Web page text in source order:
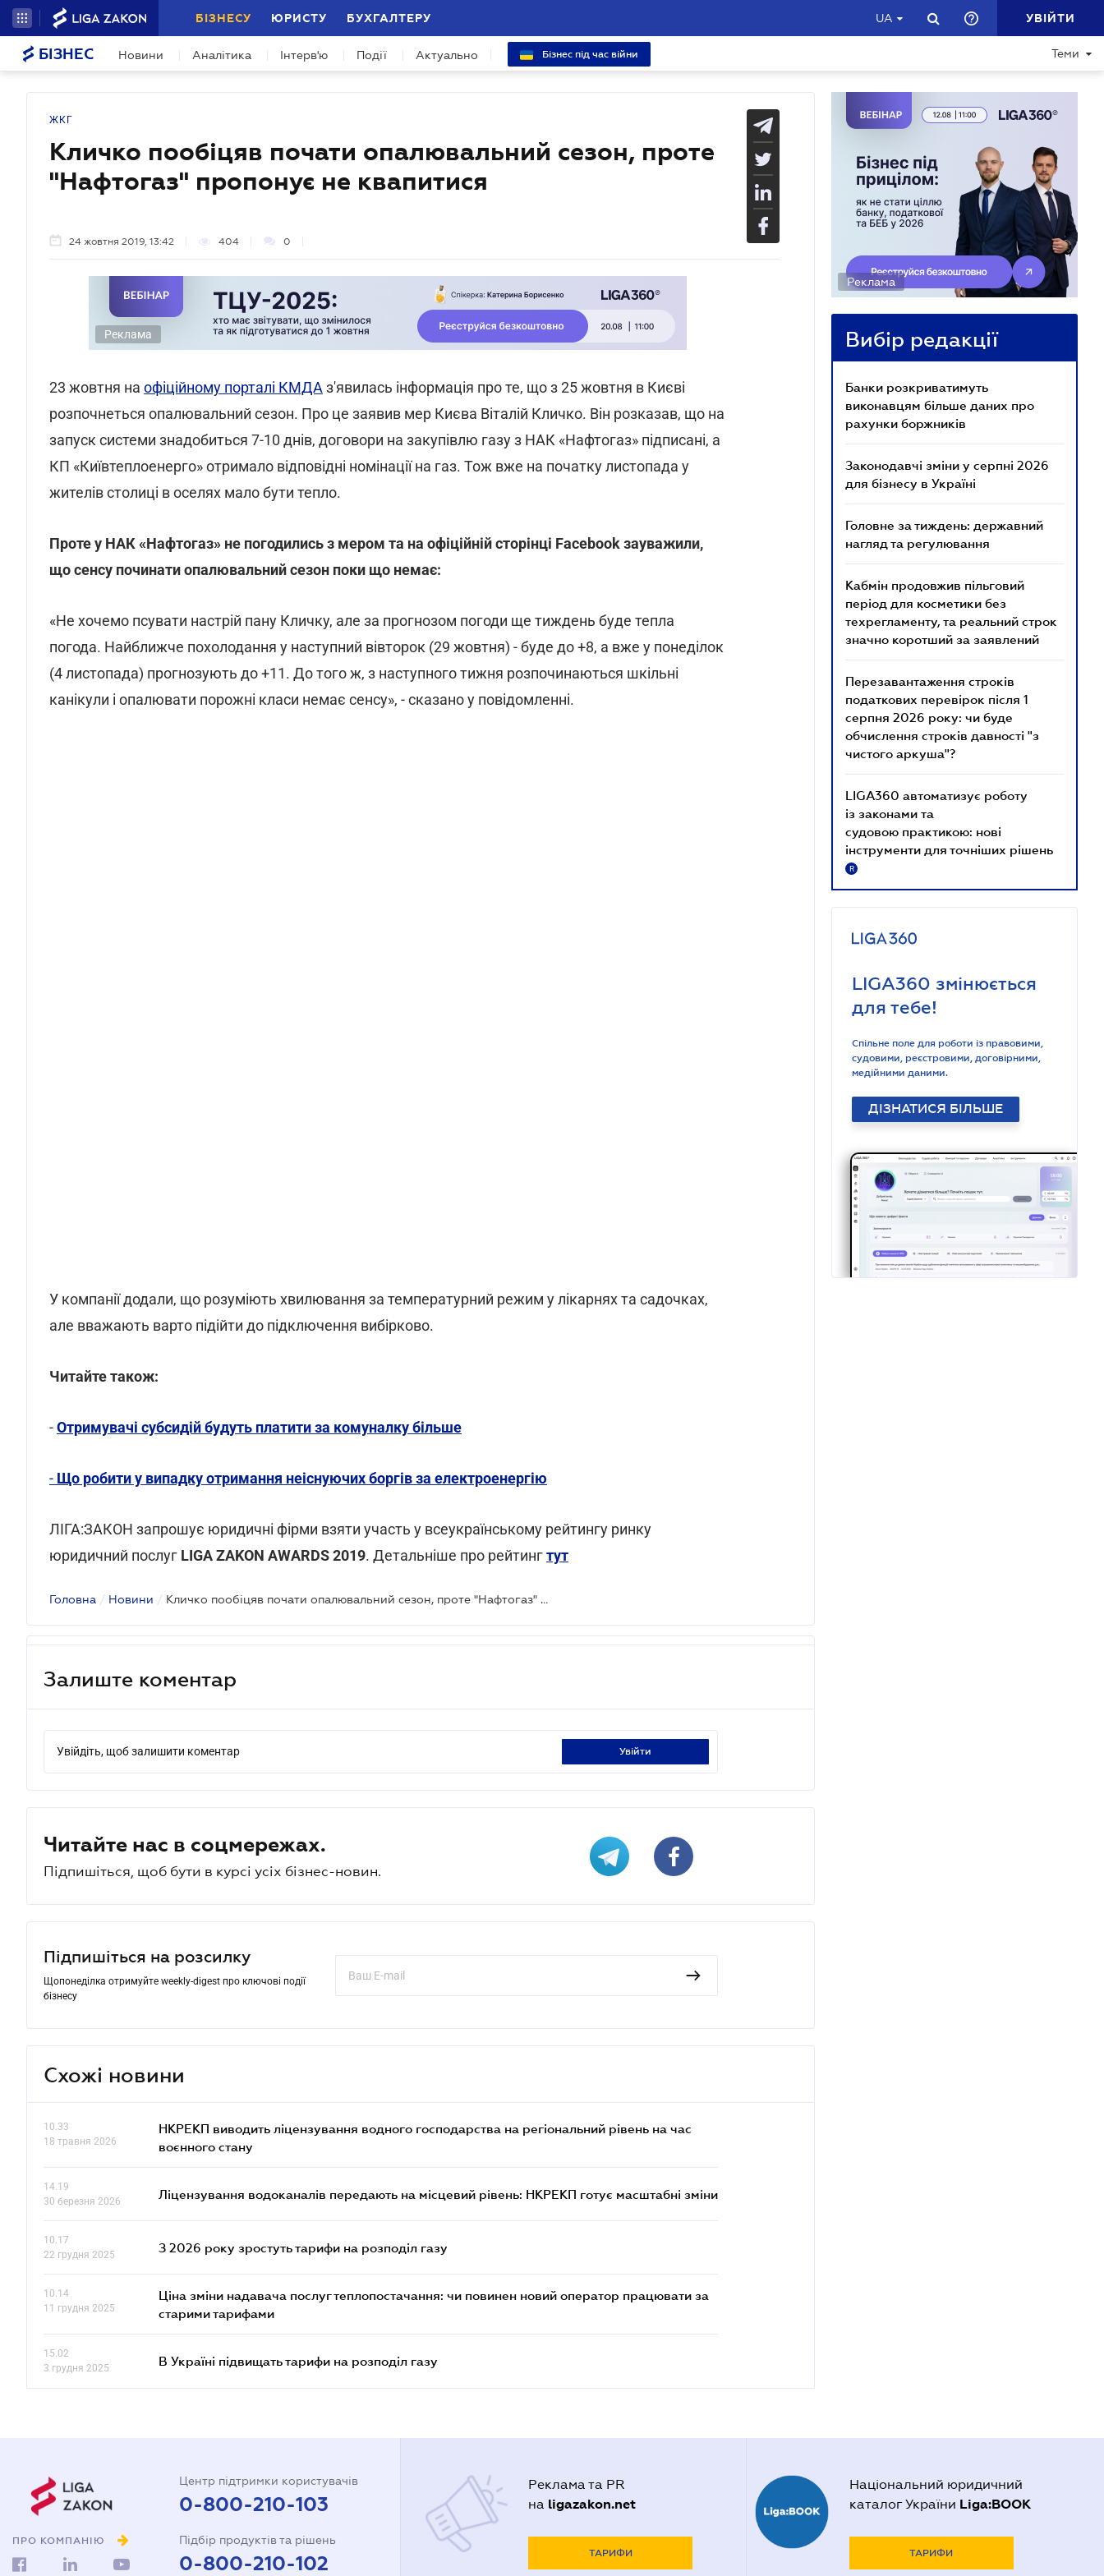
БІЗНЕСУ ЮРИСТУ БУХГАЛТЕРУ UA УВІЙТИ
БІЗНЕС Новини Аналітика Інтерв'ю Події Актуально Бізнес під час війни Теми
ЖКГ
Кличко пообіцяв почати опалювальний сезон, проте
"Нафтогаз" пропонує не квапитися
24 жовтня 2019, 13:42 404 0
Реклама
23 жовтня на офіційному порталі КМДА з'явилась інформація про те, що з 25 жовтня в Києві
розпочнеться опалювальний сезон. Про це заявив мер Києва Віталій Кличко. Він розказав, що на
запуск системи знадобиться 7-10 днів, договори на закупівлю газу з НАК «Нафтогаз» підписані, а
КП «Київтеплоенерго» отримало відповідні номінації на газ. Тож вже на початку листопада у
жителів столиці в оселях мало бути тепло.
Проте у НАК «Нафтогаз» не погодились з мером та на офіційній сторінці Facebook зауважили,
що сенсу починати опалювальний сезон поки що немає:
«Не хочемо псувати настрій пану Кличку, але за прогнозом погоди ще тиждень буде тепла
погода. Найближче похолодання у наступний вівторок (29 жовтня) - буде до +8, а вже у понеділок
(4 листопада) прогнозують до +11. До того ж, з наступного тижня розпочинаються шкільні
канікули і опалювати порожні класи немає сенсу», - сказано у повідомленні.
У компанії додали, що розуміють хвилювання за температурний режим у лікарнях та садочках,
але вважають варто підійти до підключення вибірково.
Читайте також:
-Отримувачі субсидій будуть платити за комуналку більше
- Що робити у випадку отримання неіснуючих боргів за електроенергію
ЛІГА:ЗАКОН запрошує юридичні фірми взяти участь у всеукраїнському рейтингу ринку
юридичний послуг LIGA ZAKON AWARDS 2019. Детальніше про рейтингтут
Головна / Новини / Кличко пообіцяв почати опалювальний сезон, проте "Нафтогаз" пропонує не квапитися
Залиште коментар
Увійдіть, щоб залишити коментар увійти
Читайте нас в соцмережах.
Підпишіться, щоб бути в курсі усіх бізнес-новин.
Підпишіться на розсилку
Щопонеділка отримуйте weekly-digest про ключові події
бізнесу
Схожі новини
10.33
18 травня 2026
НКРЕКП виводить ліцензування водного господарства на регіональний рівень на час
воєнного стану
14.19
30 березня 2026
Ліцензування водоканалів передають на місцевий рівень: НКРЕКП готує масштабні зміни
10.17
22 грудня 2025
З 2026 року зростуть тарифи на розподіл газу
10.14
11 грудня 2025
Ціна зміни надавача послуг теплопостачання: чи повинен новий оператор працювати за
старими тарифами
15.02
3 грудня 2025
В Україні підвищать тарифи на розподіл газу
Реклама
Вибір редакції
Банки розкриватимуть
виконавцям більше даних про
рахунки боржників
Законодавчі зміни у серпні 2026
для бізнесу в Україні
Головне за тиждень: державний
нагляд та регулювання
Кабмін продовжив пільговий
період для косметики без
техрегламенту, та реальний строк
значно коротший за заявлений
Перезавантаження строків
податкових перевірок після 1
серпня 2026 року: чи буде
обчислення строків давності "з
чистого аркуша"?
LIGA360 автоматизує роботу
із законами та
судовою практикою: нові
інструменти для точніших рішень
R
LIGA360 змінюється
для тебе!
Спільне поле для роботи із правовими,
судовими, реєстровими, договірними,
медійними даними.
ДІЗНАТИСЯ БІЛЬШЕ
ПРО КОМПАНІЮ
Центр підтримки користувачів
0-800-210-103
Підбір продуктів та рішень
0-800-210-102
Реклама та PR
на ligazakon.net
ТАРИФИ
Національний юридичний
каталог України Liga:BOOK
ТАРИФИ